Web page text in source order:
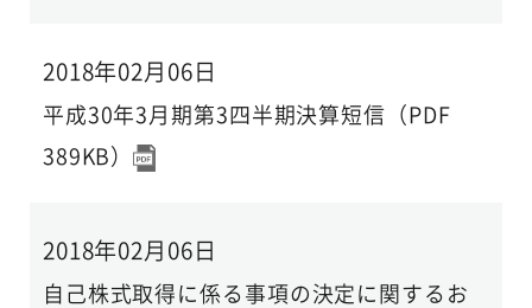
2018年02月06日
平成30年3月期第3四半期決算短信（PDF
389KB）
2018年02月06日
自己株式取得に係る事項の決定に関するお